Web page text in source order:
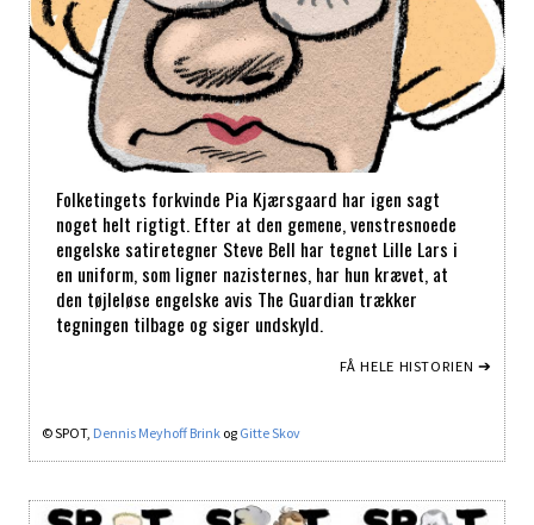
Folketingets forkvinde Pia Kjærsgaard har igen sagt
noget helt rigtigt. Efter at den gemene, venstresnoede
engelske satiretegner Steve Bell har tegnet Lille Lars i
en uniform, som ligner nazisternes, har hun krævet, at
den tøjleløse engelske avis The Guardian trækker
tegningen tilbage og siger undskyld.
FÅ HELE HISTORIEN ➔
© SPOT, Dennis Meyhoff Brink og Gitte Skov